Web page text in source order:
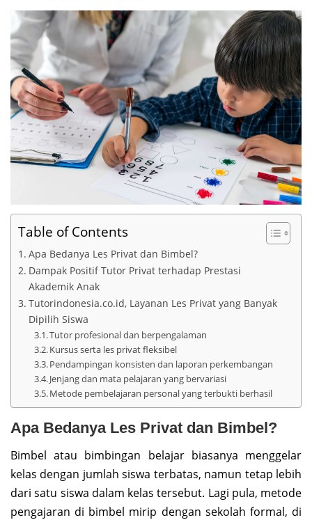
Table of Contents
Apa Bedanya Les Privat dan Bimbel?
Dampak Positif Tutor Privat terhadap Prestasi
Akademik Anak
Tutorindonesia.co.id, Layanan Les Privat yang Banyak
Dipilih Siswa
Tutor profesional dan berpengalaman
Kursus serta les privat fleksibel
Pendampingan konsisten dan laporan perkembangan
Jenjang dan mata pelajaran yang bervariasi
Metode pembelajaran personal yang terbukti berhasil
Apa Bedanya Les Privat dan Bimbel?
Bimbel atau bimbingan belajar biasanya menggelar
kelas dengan jumlah siswa terbatas, namun tetap lebih
dari satu siswa dalam kelas tersebut. Lagi pula, metode
pengajaran di bimbel mirip dengan sekolah formal, di